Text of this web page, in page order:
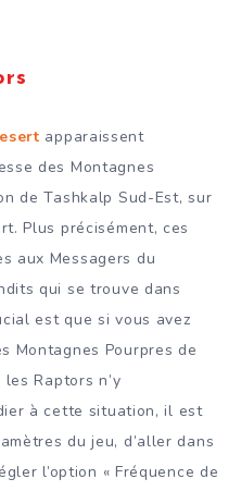
apparaissent
des Montagnes
de Tashkalp Sud-Est, sur
Plus précisément, ces
aux Messagers du
qui se trouve dans
est que si vous avez
Montagnes Pourpres de
Raptors n’y
à cette situation, il est
du jeu, d’aller dans
l’option « Fréquence de